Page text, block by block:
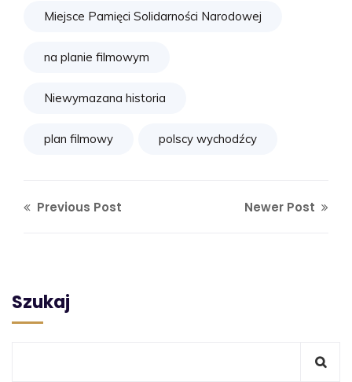
Miejsce Pamięci Solidarności Narodowej
na planie filmowym
Niewymazana historia
plan filmowy polscy wychodźcy
Previous Post Newer Post
Szukaj